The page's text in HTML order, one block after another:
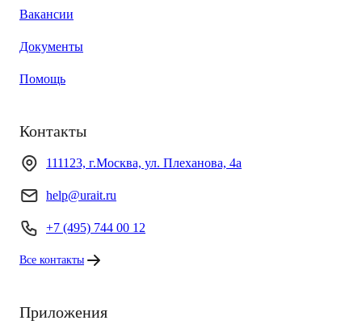
Вакансии
Документы
Помощь
Контакты
111123, г.Москва, ул. Плеханова, 4а
help@urait.ru
+7 (495) 744 00 12
Все контакты
Приложения